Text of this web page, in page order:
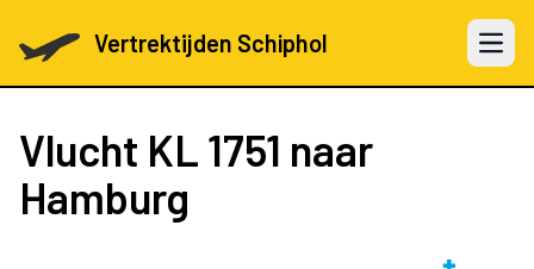
Vertrektijden Schiphol Open
Vlucht KL 1751 naar
Hamburg